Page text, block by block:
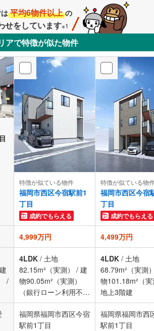
は 平均6物件以上 の
せをしています※1
アで特徴が似た物件
特徴が似ている物件
福岡市西区今宿駅前1
丁目
成約でもらえる
特徴が似ている物
福岡市西区今宿
丁目
成約でもらえる
4,999万円 4,499万円
建
/
4LDK / 土地
82.15m²（実測）
/ 建
物90.05m²（実測）
（銀行ローン利用不
可）/地上2階建
4LDK / 土地
68.79m²（実測
物101.18m²（
地上3階建
福岡県福岡市西区今宿
駅前1丁目
福岡県福岡市西
駅前1丁目